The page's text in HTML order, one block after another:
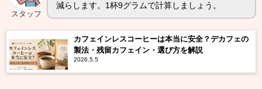
スタッフ
減らします。1杯9グラムで計算しましょう。
カフェインレスコーヒーは本当に安全？デカフェの
製法・残留カフェイン・選び方を解説
2026.5.5